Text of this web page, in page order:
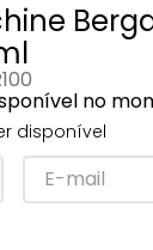
no
disponível